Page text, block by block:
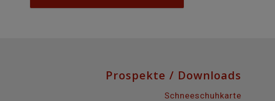
Prospekte / Downloads
Schneeschuhkarte